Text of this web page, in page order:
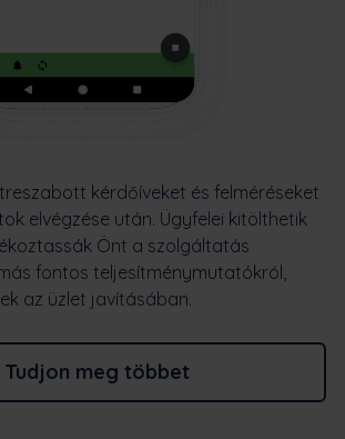
kérdőíveket és felméréseket
elvégzése után. Ügyfelei kitölthetik
Önt a szolgáltatás
fontos teljesítménymutatókról,
az üzlet javításában.
Tudjon meg többet